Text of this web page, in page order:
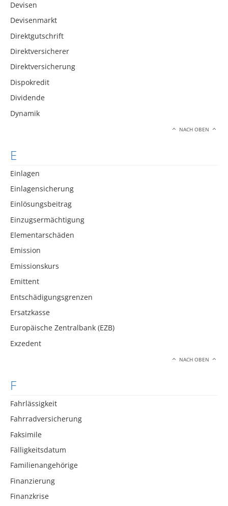
Devisen
Devisenmarkt
Direktgutschrift
Direktversicherer
Direktversicherung
Dispokredit
Dividende
Dynamik
NACH OBEN
E
Einlagen
Einlagensicherung
Einlösungsbeitrag
Einzugsermächtigung
Elementarschäden
Emission
Emissionskurs
Emittent
Entschädigungsgrenzen
Ersatzkasse
Europäische Zentralbank (EZB)
Exzedent
NACH OBEN
F
Fahrlässigkeit
Fahrradversicherung
Faksimile
Fälligkeitsdatum
Familienangehörige
Finanzierung
Finanzkrise